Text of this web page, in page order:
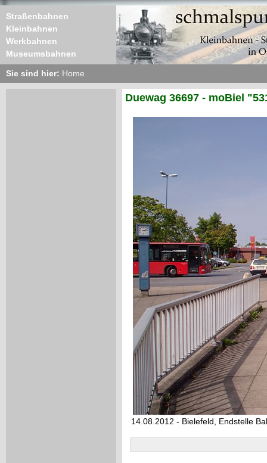
Straßenbahnen
Kleinbahnen
Werkbahnen
Museumsbahnen
Sie sind hier: Home
Duewag 36697 - moBiel
14.08.2012 - Bielefeld, Endstelle